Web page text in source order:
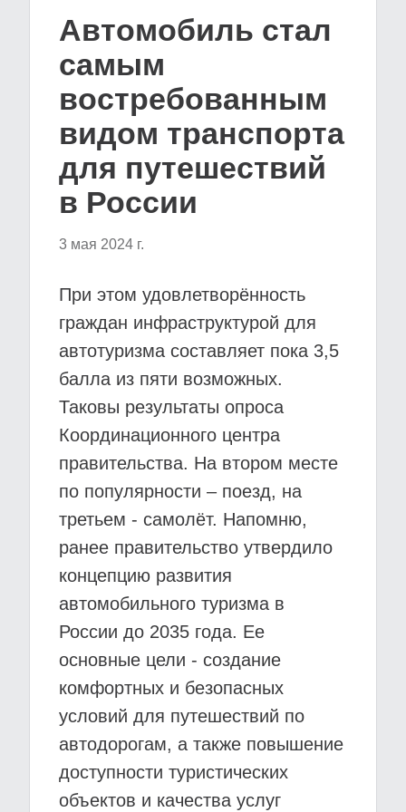
Автомобиль стал
самым
востребованным
видом транспорта
для путешествий
в России
3 мая 2024 г.
При этом удовлетворённость
граждан инфраструктурой для
автотуризма составляет пока 3,5
балла из пяти возможных.
Таковы результаты опроса
Координационного центра
правительства. На втором месте
по популярности – поезд, на
третьем - самолёт. Напомню,
ранее правительство утвердило
концепцию развития
автомобильного туризма в
России до 2035 года. Ее
основные цели - создание
комфортных и безопасных
условий для путешествий по
автодорогам, а также повышение
доступности туристических
объектов и качества услуг